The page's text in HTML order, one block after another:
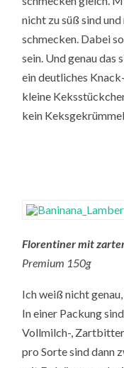
nicht zu süß sind
schmecken. Dabei
sein. Und genau das
ein deutliches
kleine
kein Keksgekrümmel.
Florentiner mit
Premium 150g
Ich weiß nicht
In einer Packung
Vollmilch-,
pro Sorte sind dann